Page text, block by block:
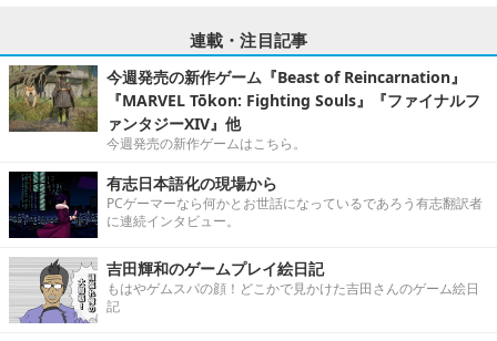
連載・注目記事
今週発売の新作ゲーム『Beast of Reincarnation』
『MARVEL Tōkon: Fighting Souls』『ファイナルフ
ァンタジーXIV』他
今週発売の新作ゲームはこちら。
有志日本語化の現場から
PCゲーマーなら何かとお世話になっているであろう有志翻訳者
に連続インタビュー。
吉田輝和のゲームプレイ絵日記
もはやゲムスパの顔！どこかで見かけた吉田さんのゲーム絵日
記